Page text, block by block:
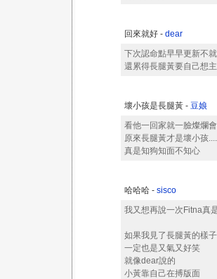
回來就好 - dear
下次認命點早早更新不
還累得長腿黃要自己想
壞小孩是長腿黃 - 豆娘
看他一回家就一臉燦爛
原來長腿黃才是壞小孩
真是知狗知面不知心
哈哈哈 - sisco
我又想再說一次Fitna真
如果我見了長腿黃的樣子
一定也是又氣又好笑
就像dear說的
小黃靠自己在搏版面